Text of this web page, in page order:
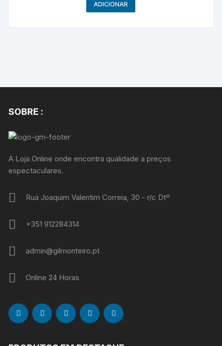
ADICIONAR
SOBRE :
A Loja Online onde encontra qualidade a preços
espectaculares.
Rua Joaquim Valentim Correia, 30 - r/c Dtº
+351 912284314
admin@gilmonteiro.pt
Online 24 Horas